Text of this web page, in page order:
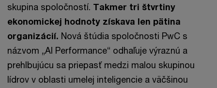
skupina spoločností. Takmer tri štvrtiny
ekonomickej hodnoty získava len pätina
organizácií. Nová štúdia spoločnosti PwC s
názvom „AI Performance“ odhaľuje výraznú a
prehlbujúcu sa priepasť medzi malou skupinou
lídrov v oblasti umelej inteligencie a väčšinou